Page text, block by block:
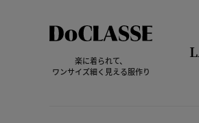
楽に着られて、
ワンサイズ細く見える服作り